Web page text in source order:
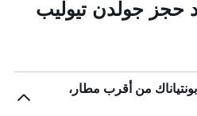
حجز جولدن تيوليب
من أقرب مطار،